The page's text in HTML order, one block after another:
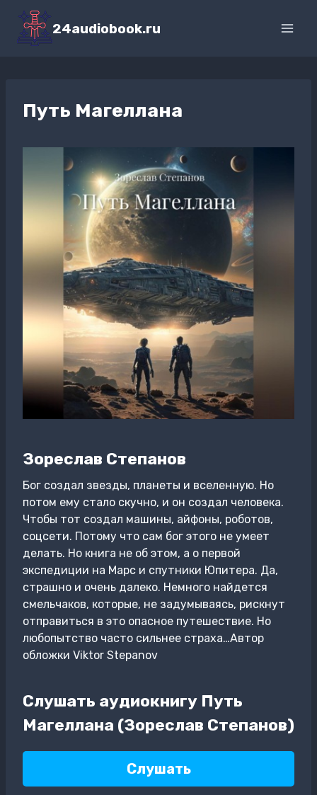
Перейти
содержимому
24audiobook.ru
Путь Магеллана
Зореслав Степанов
Бог создал звезды, планеты и вселенную. Но
потом ему стало скучно, и он создал человека.
Чтобы тот создал машины, айфоны, роботов,
соцсети. Потому что сам бог этого не умеет
делать. Но книга не об этом, а о первой
экспедиции на Марс и спутники Юпитера. Да,
страшно и очень далеко. Немного найдется
смельчаков, которые, не задумываясь, рискнут
отправиться в это опасное путешествие. Но
любопытство часто сильнее страха…Автор
обложки Viktor Stepanov
Слушать аудиокнигу Путь
Магеллана (Зореслав Степанов)
Слушать